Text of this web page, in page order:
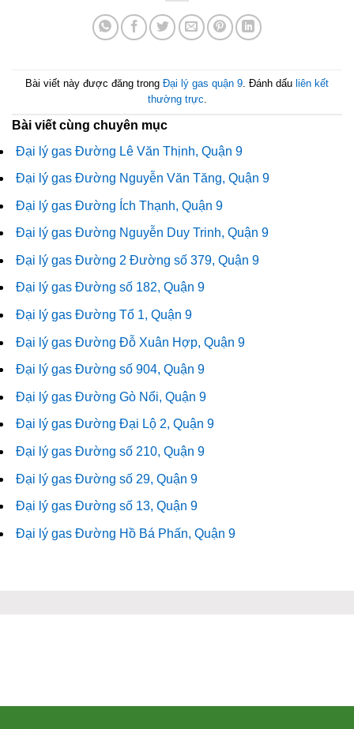
Bài viết này được đăng trong Đại lý gas quận 9 . Đánh dấu liên kết
thường trực
Bài viết cùng chuyên mục
Đại lý gas Đường Lê Văn Thịnh, Quận 9
Đại lý gas Đường Nguyễn Văn Tăng, Quận 9
Đại lý gas Đường Ích Thạnh, Quận 9
Đại lý gas Đường Nguyễn Duy Trinh, Quận 9
Đại lý gas Đường 2 Đường số 379, Quận 9
Đại lý gas Đường số 182, Quận 9
Đại lý gas Đường Tổ 1, Quận 9
Đại lý gas Đường Đỗ Xuân Hợp, Quận 9
Đại lý gas Đường số 904, Quận 9
Đại lý gas Đường Gò Nổi, Quận 9
Đại lý gas Đường Đại Lộ 2, Quận 9
Đại lý gas Đường số 210, Quận 9
Đại lý gas Đường số 29, Quận 9
Đại lý gas Đường số 13, Quận 9
Đại lý gas Đường Hồ Bá Phấn, Quận 9